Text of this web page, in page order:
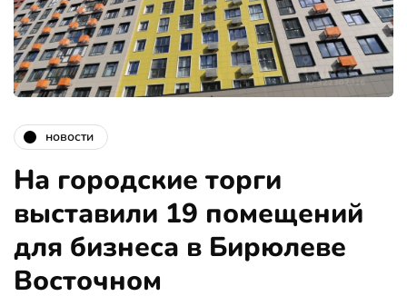
новости
На городские торги
выставили 19 помещений
для бизнеса в Бирюлеве
Восточном